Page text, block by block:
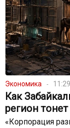
Экономика
Как
регион
«Корпорация